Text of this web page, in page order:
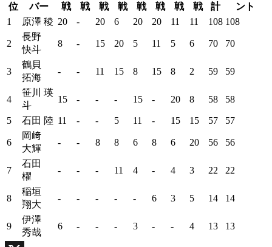
位
バー
戦
戦
戦
戦
戦
戦
戦
戦
計
ント
1
原澤 稜 20 - 20 6 20 20 11 11 108 108
2
長野
快斗
8 - 15 20 5 11 5 6 70 70
3
鶴貝
拓海
- - 11 15 8 15 8 2 59 59
4
笹川 瑛
斗
15 - - - 15 - 20 8 58 58
5 石田 陸 11 - - 5 11 - 15 15 57 57
6
岡﨑
大輝
- - 8 8 6 8 6 20 56 56
7
石田
櫂
- - - 11 4 - 4 3 22 22
8
稲垣
翔大
- - - - - 6 3 5 14 14
9
伊澤
秀哉
6 - - - 3 - - 4 13 13